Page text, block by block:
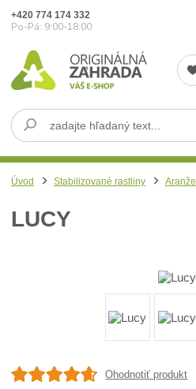
+420 774 174 332
Po-Pá: 9:00-18:00
Úvod Stabilizované rastliny Aranže
LUCY
Ohodnotiť produkt